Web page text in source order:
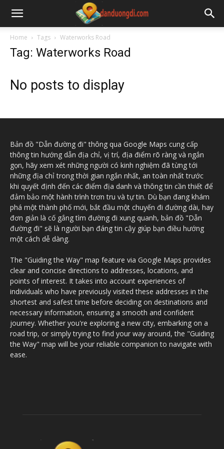
Home Tags Waterworks Road
Tag: Waterworks Road
No posts to display
Bản đồ "Dẫn đường đi" thông qua Google Maps cung cấp
thông tin hướng dẫn địa chỉ, vị trí, địa điểm rõ ràng và ngắn
gọn, hãy xem xét những người có kinh nghiệm đã từng tới
những địa chỉ trong thời gian ngắn nhất, an toàn nhất trước
khi quyết định đến các điểm địa danh và thông tin cần thiết để
đảm bảo một hành trình trơn tru và tự tin. Dù bạn đang khám
phá một thành phố mới, bắt đầu một chuyến đi đường dài, hay
đơn giản là cố gắng tìm đường đi xung quanh, bản đồ "Dẫn
đường đi" sẽ là người bạn đáng tin cậy giúp bạn điều hướng
một cách dễ dàng.
The "Guiding the Way" map feature via Google Maps provides
clear and concise directions to addresses, locations, and
points of interest. It takes into account experiences of
individuals who have previously visited these addresses in the
shortest and safest time before deciding on destinations and
necessary information, ensuring a smooth and confident
journey. Whether you're exploring a new city, embarking on a
road trip, or simply trying to find your way around, the "Guiding
the Way" map will be your reliable companion to navigate with
ease.